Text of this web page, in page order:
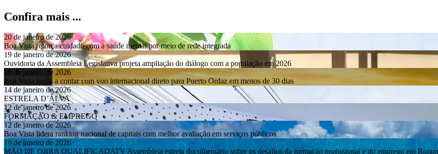
Confira mais ...
20 de janeiro de 2026
Boa Vista reforça cuidado com a saúde mental por meio de rede integrada
19 de janeiro de 2026
Ouvidoria da Assembleia Legislativa projeta ampliação do diálogo com a população em 2026
16 de janeiro de 2026
Boa Vista passa a contar com voo internacional direto para Puerto Ordaz em menos de 30 dias
14 de janeiro de 2026
ESTRELA D’ÁLVA
12 de janeiro de 2026
FORMAÇÃO & EMPREGO
12 de janeiro de 2026
Boa Vista lidera ranking nacional de capitais com melhor avaliação em serviços públicos
10 de janeiro de 2026
MÃO DE OBRA QUALIFICADATV Assembleia estreia documentário sobre os desafios da formação profissional e do emprego em